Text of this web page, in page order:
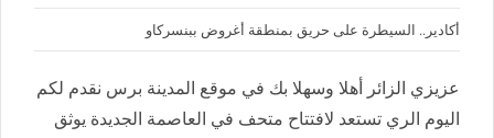
أكادير.. السيطرة على حريق بمنطقة أغروض ببنسركاو
عزيزي الزائر أهلا وسهلا بك في موقع المدينة برس نقدم لكم
اليوم الري تستعد لافتتاح متحف في العاصمة الجديدة يوثق